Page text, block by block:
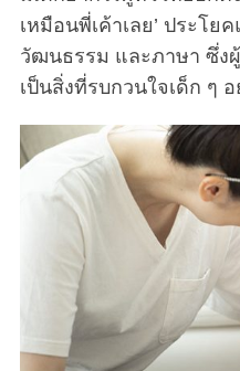
เหมือนพี่เค้าเลย’ ประโย
วัฒนธรรม และภาษา ซึ่ง
เป็นสิ่งที่รบกวนใจเด็ก ๆ